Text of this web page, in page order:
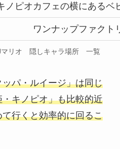
ノピオカフェの横にあるベ
ワンナップファクト
マリオ 隠しキャラ場所 一覧
パ・ルイージ」は同じ
キノピオ」も比較的近
行くと効率的に回るこ